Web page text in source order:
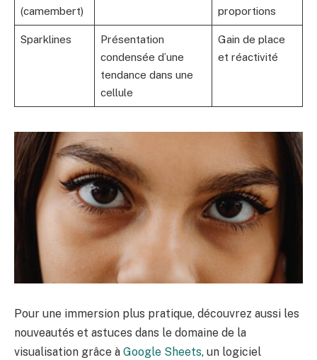
(camembert)
proportions
Sparklines
Présentation
condensée d’une
tendance dans une
cellule
Gain de place
et réactivité
Pour une immersion plus pratique, découvrez aussi les
nouveautés et astuces dans le domaine de la
visualisation grâce à Google Sheets, un logiciel